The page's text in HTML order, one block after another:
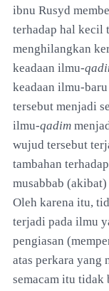
ibnu Rusyd
terhadap hal kecil
menghilangkan
keadaan ilmu-
keadaan ilmu-
tersebut menjadi
ilmu-qadim
wujud tersebut
tambahan
musabbab
Oleh karena itu,
terjadi pada ilmu
pengiasan
atas perkara yang
semacam itu tidak